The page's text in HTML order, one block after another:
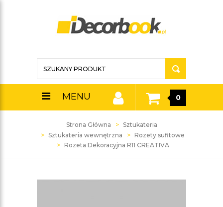
MENU 0
Strona Główna
Sztukateria
Sztukateria wewnętrzna
Rozety sufitowe
Rozeta Dekoracyjna R11 CREATIVA